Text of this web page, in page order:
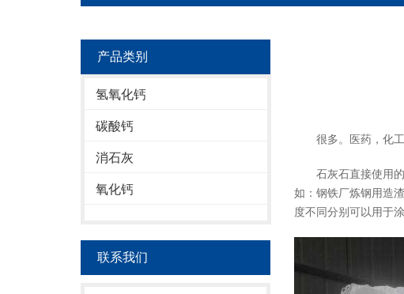
产品类别
氢氧化钙
碳酸钙
消石灰
氧化钙
联系我们
很多。医药，化工
石灰石直接使用的
如：钢铁厂炼钢用造
度不同分别可以用于